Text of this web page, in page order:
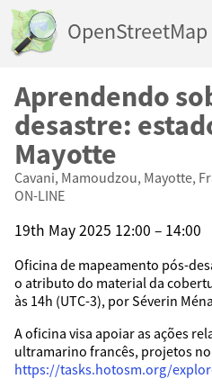
Aprendendo
desastre:
Mayotte
Cavani, Mamoudzou, Mayotte,
ON-LINE
19th May 2025 12:00 – 14:00
Oficina de mapeamento pós-
o atributo do material da
às 14h (UTC-3), por Séverin
A oficina visa apoiar as ações
ultramarino francês, projetos no
https://tasks.hotosm.org/